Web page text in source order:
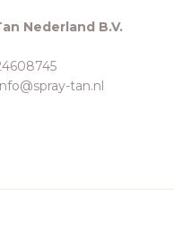
Nederland B.V.
tan.nl